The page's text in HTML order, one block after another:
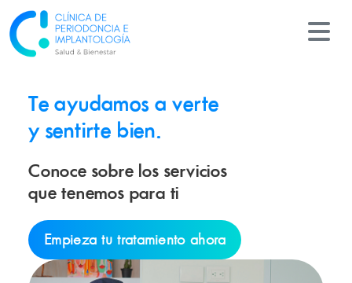
Te ayudamos a verte
y sentirte bien.
Conoce sobre los servicios
que tenemos para ti
Empieza tu tratamiento ahora